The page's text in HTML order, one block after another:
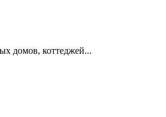
домов, коттеджей...